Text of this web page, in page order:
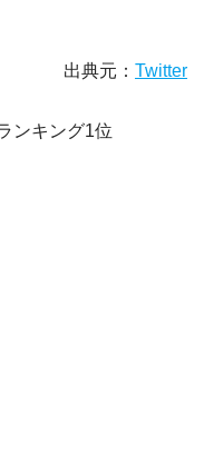
出典元： Twitter